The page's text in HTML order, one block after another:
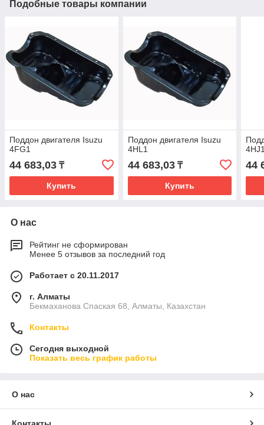
Подобные товары компании
Поддон двигателя Isuzu
4FG1
44 683,03 ₸
Купить
Поддон двигателя Isuzu
4HL1
44 683,03₸
Купить
44
О нас
Рейтинг не сформирован
Менее 5 отзывов за последний год
Работает с 20.11.2017
г. Алматы
Бекмаханова Спаская 68, Алматы, Казахстан
Контакты
Сегодня выходной
Показать весь график работы
О нас